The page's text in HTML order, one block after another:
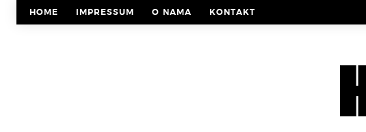
HOME IMPRESSUM O NAMA KONTAKT